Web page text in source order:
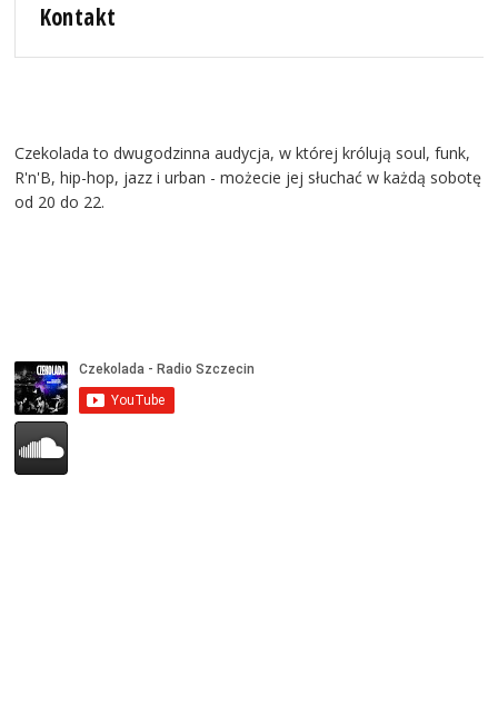
Kontakt
Czekolada to dwugodzinna audycja, w której królują soul, funk,
R'n'B, hip-hop, jazz i urban - możecie jej słuchać w każdą sobotę
od 20 do 22.